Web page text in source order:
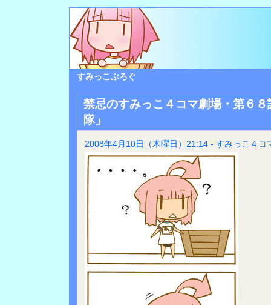
すみっこぶろぐ
禁忌のすみっこ４コマ劇場・第６
隊」
2008年4月10日（木曜日）21:14 - すみっこ４コ